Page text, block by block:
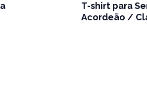
T-shirt para
Acordeão /